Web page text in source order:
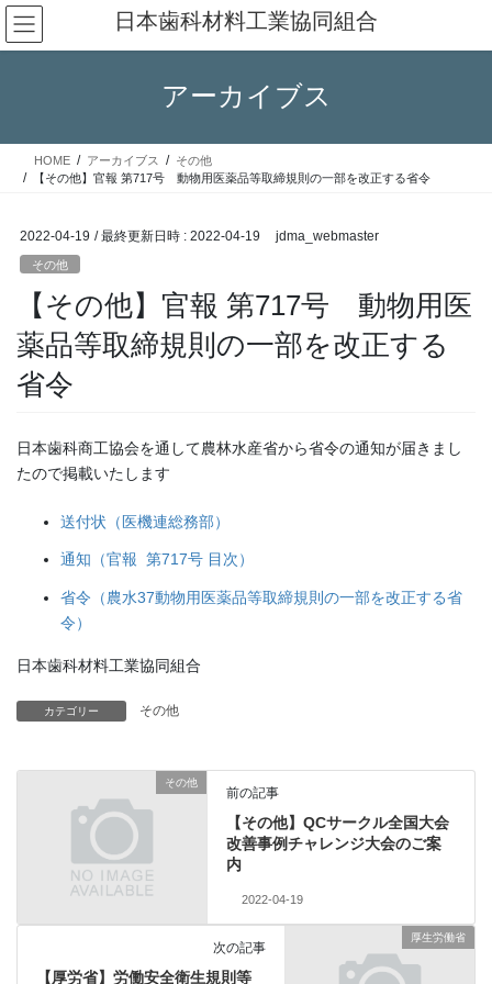
コ
ン
テ
ス
ナ
ビ
ゲ
ン
日本歯科材料工業協同組合
アーカイブス
HOME アーカイブス
その他
【その他】官報 第717号 動物用医薬品等取締規則の一部を改正する省令
2022-04-19 / 最終更新日時 : 2022-04-19 jdma_webmaster
その他
【その他】官報 第717号 動物用医
薬品等取締規則の一部を改正する
省令
日本歯科商工協会を通して農林水産省から省令の通知が届きまし
たので掲載いたします
送付状（医機連総務部）
通知（官報 第717号 目次）
省令（農水37動物用医薬品等取締規則の一部を改正する省
令）
日本歯科材料工業協同組合
カテゴリー その他
その他
前の記事
【その他】QCサークル全国大会
改善事例チャレンジ大会のご案
内
2022-04-19
厚生労働省
次の記事
【厚労省】労働安全衛生規則等